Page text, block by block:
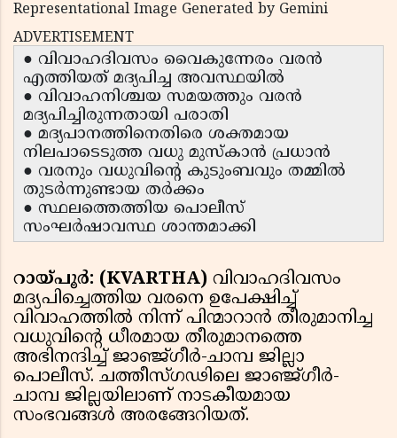
Representational Image Generated by Gemini
ADVERTISEMENT
● വിവാഹദിവസം വൈകുന്നേരം വരൻ
എത്തിയത് മദ്യപിച്ച അവസ്ഥയിൽ
● വിവാഹനിശ്ചയ സമയത്തും വരൻ
മദ്യപിച്ചിരുന്നതായി പരാതി
● മദ്യപാനത്തിനെതിരെ ശക്തമായ
നിലപാടെടുത്ത വധു മുസ്‌കാൻ പ്രധാൻ
● വരനും വധുവിന്റെ കുടുംബവും തമ്മിൽ
തുടർന്നുണ്ടായ തർക്കം
● സ്ഥലത്തെത്തിയ പൊലീസ്
സംഘർഷാവസ്ഥ ശാന്തമാക്കി
റായ്‌പൂർ: (KVARTHA) വിവാഹദിവസം
മദ്യപിച്ചെത്തിയ വരനെ ഉപേക്ഷിച്ച്
വിവാഹത്തിൽ നിന്ന് പിന്മാറാൻ തീരുമാനിച്ച
വധുവിൻ്റെ ധീരമായ തീരുമാനത്തെ
അഭിനന്ദിച്ച് ജാഞ്ജ്ഗീർ-ചാമ്പ ജില്ലാ
പൊലീസ്. ചത്തീസ്ഗഢിലെ ജാഞ്ജ്ഗീർ-
ചാമ്പ ജില്ലയിലാണ് നാടകീയമായ
സംഭവങ്ങൾ അരങ്ങേറിയത്.